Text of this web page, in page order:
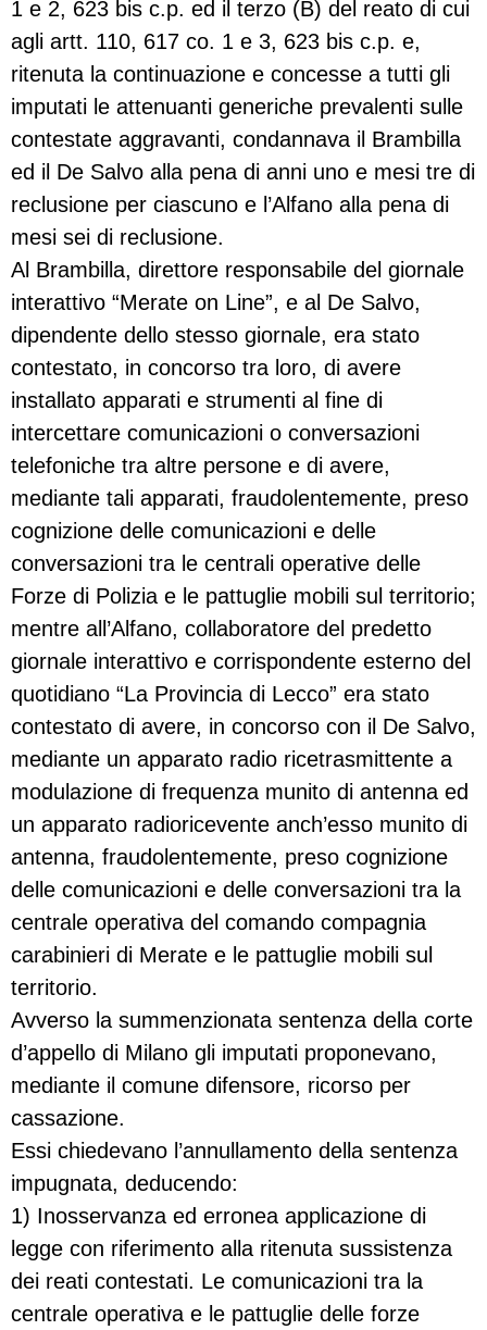
1 e 2, 623 bis c.p. ed il terzo (B) del reato di cui
agli artt. 110, 617 co. 1 e 3, 623 bis c.p. e,
ritenuta la continuazione e concesse a tutti gli
imputati le attenuanti generiche prevalenti sulle
contestate aggravanti, condannava il Brambilla
ed il De Salvo alla pena di anni uno e mesi tre di
reclusione per ciascuno e l’Alfano alla pena di
mesi sei di reclusione.
Al Brambilla, direttore responsabile del giornale
interattivo “Merate on Line”, e al De Salvo,
dipendente dello stesso giornale, era stato
contestato, in concorso tra loro, di avere
installato apparati e strumenti al fine di
intercettare comunicazioni o conversazioni
telefoniche tra altre persone e di avere,
mediante tali apparati, fraudolentemente, preso
cognizione delle comunicazioni e delle
conversazioni tra le centrali operative delle
Forze di Polizia e le pattuglie mobili sul territorio;
mentre all’Alfano, collaboratore del predetto
giornale interattivo e corrispondente esterno del
quotidiano “La Provincia di Lecco” era stato
contestato di avere, in concorso con il De Salvo,
mediante un apparato radio ricetrasmittente a
modulazione di frequenza munito di antenna ed
un apparato radioricevente anch’esso munito di
antenna, fraudolentemente, preso cognizione
delle comunicazioni e delle conversazioni tra la
centrale operativa del comando compagnia
carabinieri di Merate e le pattuglie mobili sul
territorio.
Avverso la summenzionata sentenza della corte
d’appello di Milano gli imputati proponevano,
mediante il comune difensore, ricorso per
cassazione.
Essi chiedevano l’annullamento della sentenza
impugnata, deducendo:
1) Inosservanza ed erronea applicazione di
legge con riferimento alla ritenuta sussistenza
dei reati contestati. Le comunicazioni tra la
centrale operativa e le pattuglie delle forze